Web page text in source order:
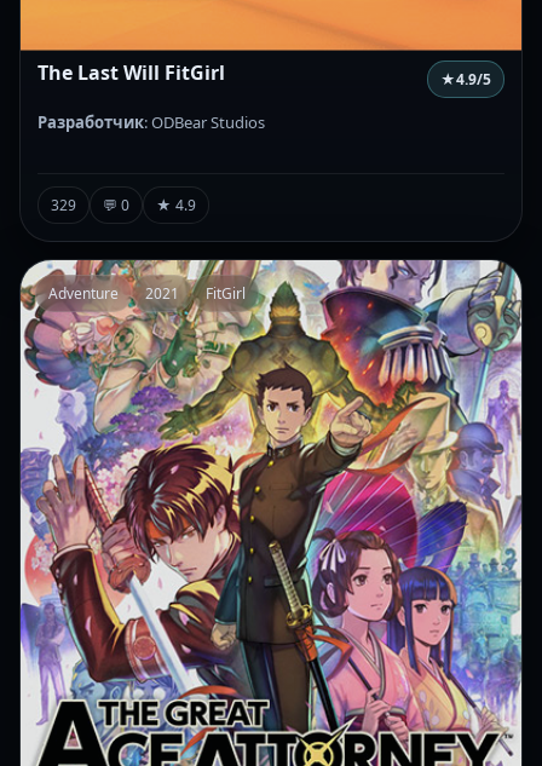
The Last Will FitGirl ★4.9/5
Разработчик: ODBear Studios
329 💬 0 ★ 4.9
Adventure 2021 FitGirl